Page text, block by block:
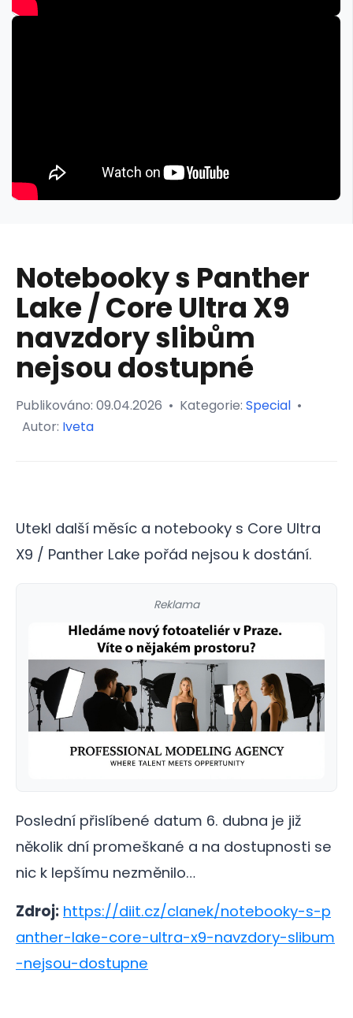
Notebooky s Panther
Lake / Core Ultra X9
navzdory slibům
nejsou dostupné
Publikováno: 09.04.2026 • Kategorie: Special •
Autor: Iveta
Utekl další měsíc a notebooky s Core Ultra
X9 / Panther Lake pořád nejsou k dostání.
Reklama
Poslední přislíbené datum 6. dubna je již
několik dní promeškané a na dostupnosti se
nic k lepšímu nezměnilo…
Zdroj: https://diit.cz/clanek/notebooky-s-p
anther-lake-core-ultra-x9-navzdory-slibum
-nejsou-dostupne